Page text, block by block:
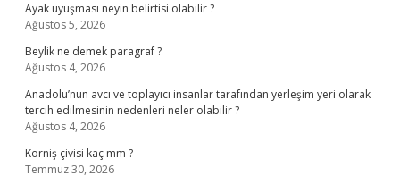
Ayak uyuşması neyin belirtisi olabilir ?
Ağustos 5, 2026
Beylik ne demek paragraf ?
Ağustos 4, 2026
Anadolu’nun avcı ve toplayıcı insanlar tarafından yerleşim yeri olarak
tercih edilmesinin nedenleri neler olabilir ?
Ağustos 4, 2026
Korniş çivisi kaç mm ?
Temmuz 30, 2026